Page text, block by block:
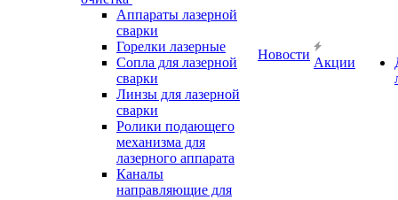
Аппараты лазерной
сварки
Горелки лазерные
Сопла для лазерной
сварки
Линзы для лазерной
сварки
Ролики подающего
механизма для
лазерного аппарата
Каналы
направляющие для
Новости
Акции